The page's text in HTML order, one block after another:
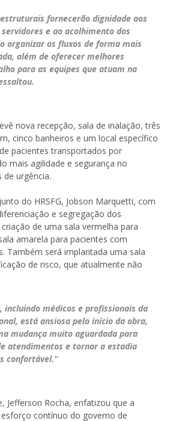
estruturais fornecerão dignidade aos
e ao acolhimento dos
organizar os fluxos de forma mais
além de oferecer melhores
para as equipes que atuam na
nova recepção, sala de inalação, três
cinco banheiros e um local específico
pacientes transportados por
mais agilidade e segurança no
urgência.
do HRSFG, Jobson Marquetti, com
e segregação dos
de uma sala vermelha para
amarela para pacientes com
Também será implantada uma sala
de risco, que atualmente não
incluindo médicos e profissionais da
está ansiosa pelo início da obra,
mudança muito aguardada para
atendimentos e tornar a estadia
confortável.”
Jefferson Rocha, enfatizou que a
contínuo do governo de